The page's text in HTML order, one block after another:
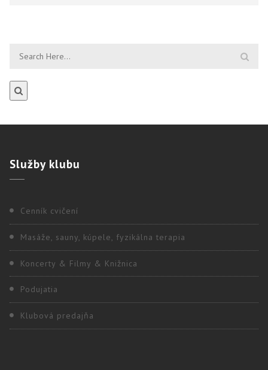
Službyklubu
Cenník cvičení
Masáže, sauny, kúpele, fyzikálna terapia
Koncerty & Filmy & Knižnica
Podujatia
Klubová predajňa